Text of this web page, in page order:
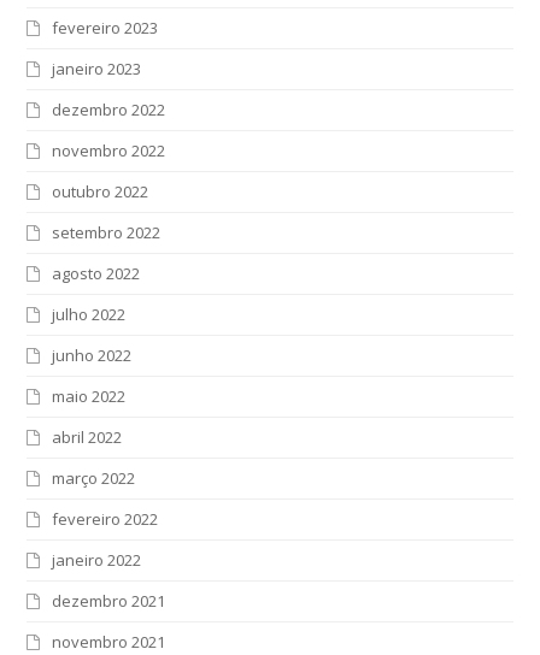
fevereiro 2023
janeiro 2023
dezembro 2022
novembro 2022
outubro 2022
setembro 2022
agosto 2022
julho 2022
junho 2022
maio 2022
abril 2022
março 2022
fevereiro 2022
janeiro 2022
dezembro 2021
novembro 2021